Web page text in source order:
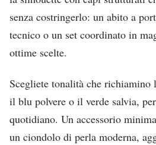
senza costringerlo: un abito a
tecnico o un set coordinato in
ottime scelte.
Scegliete tonalità che richiamino
il blu polvere o il verde salvia,
quotidiano. Un accessorio
un ciondolo di perla moderna,